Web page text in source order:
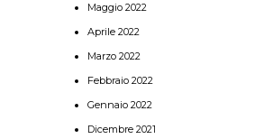
Maggio 2022
Aprile 2022
Marzo 2022
Febbraio 2022
Gennaio 2022
Dicembre 2021